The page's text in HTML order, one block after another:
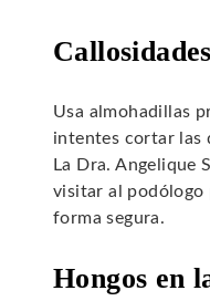
Usa almohadillas
intentes cortar las
La Dra. Angelique
visitar al podólogo
forma segura.
Hongos en